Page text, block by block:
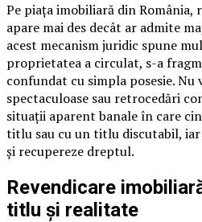
Pe piața imobiliară din România,
apare mai des decât ar admite
acest mecanism juridic spune
proprietatea a circulat, s-a
confundat cu simpla posesie.
spectaculoase sau retrocedări
situații aparent banale în care
titlu sau cu un titlu discutabil,
și recupereze dreptul.
Revendicare
titlu și realitate